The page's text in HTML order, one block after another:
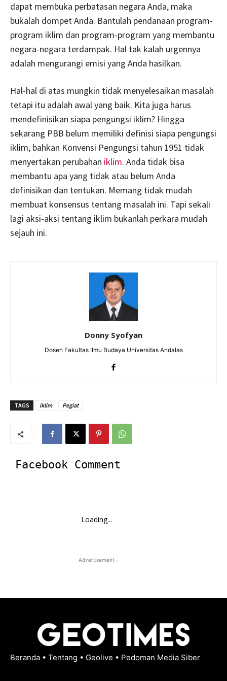
dapat membuka perbatasan negara Anda, maka
bukalah dompet Anda. Bantulah pendanaan program-
program iklim dan program-program yang membantu
negara-negara terdampak. Hal tak kalah urgennya
adalah mengurangi emisi yang Anda hasilkan.
Hal-hal di atas mungkin tidak menyelesaikan masalah
tetapi itu adalah awal yang baik. Kita juga harus
mendefinisikan siapa pengungsi iklim? Hingga
sekarang PBB belum memiliki definisi siapa pengungsi
iklim, bahkan Konvensi Pengungsi tahun 1951 tidak
menyertakan perubahan iklim. Anda tidak bisa
membantu apa yang tidak atau belum Anda
definisikan dan tentukan. Memang tidak mudah
membuat konsensus tentang masalah ini. Tapi sekali
lagi aksi-aksi tentang iklim bukanlah perkara mudah
sejauh ini.
Donny Syofyan
Dosen Fakultas Ilmu Budaya Universitas Andalas
TAGS iklim Pegiat
Facebook Comment
Loading...
- Advertisement -
Beranda • Tentang • Geolive • Pedoman Media Siber